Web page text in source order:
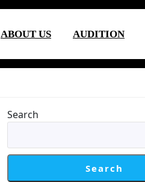
ABOUT US AUDITION
Search
Search